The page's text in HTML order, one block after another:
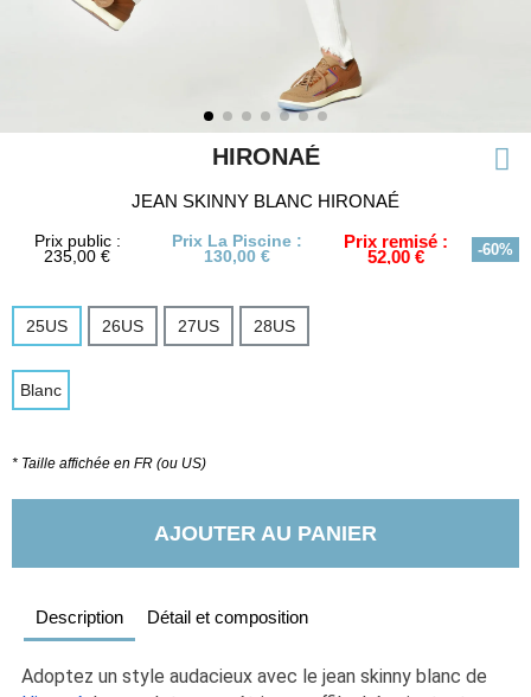
HIRONAÉ
JEAN SKINNY BLANC HIRONAÉ
Prix public :
235,00 €
Prix La Piscine :
130,00 €
Prix remisé :
52,00 € -60%
25US 26US 27US 28US
Blanc
* Taille affichée en FR (ou US)
AJOUTER AU PANIER
Description Détail et composition